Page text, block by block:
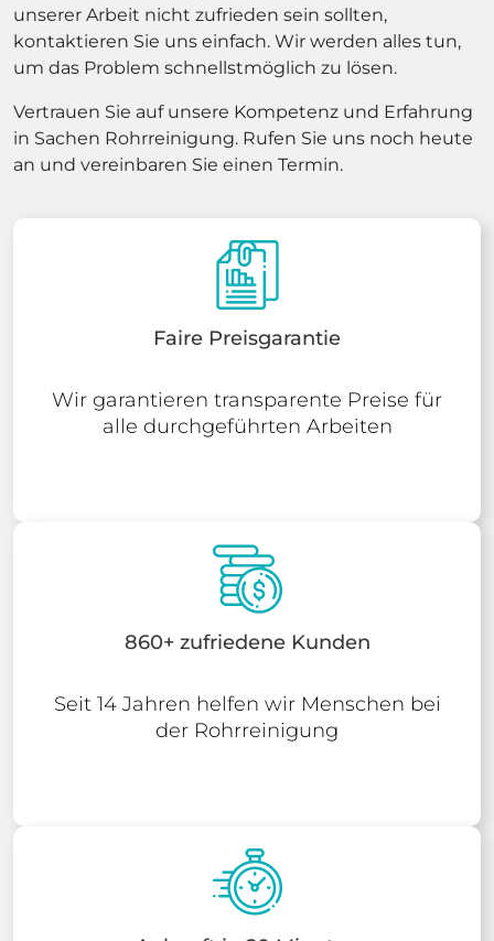
unserer Arbeit nicht zufrieden sein sollten,
kontaktieren Sie uns einfach. Wir werden alles tun,
um das Problem schnellstmöglich zu lösen.
Vertrauen Sie auf unsere Kompetenz und Erfahrung
in Sachen Rohrreinigung. Rufen Sie uns noch heute
an und vereinbaren Sie einen Termin.
Faire Preisgarantie
Wir garantieren transparente Preise für
alle durchgeführten Arbeiten
860+ zufriedene Kunden
Seit 14 Jahren helfen wir Menschen bei
der Rohrreinigung